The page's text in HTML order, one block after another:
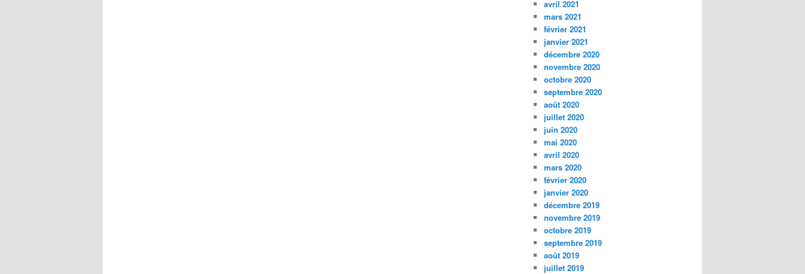
avril 2021
mars 2021
février 2021
janvier 2021
décembre 2020
novembre 2020
octobre 2020
septembre 2020
août 2020
juillet 2020
juin 2020
mai 2020
avril 2020
mars 2020
février 2020
janvier 2020
décembre 2019
novembre 2019
octobre 2019
septembre 2019
août 2019
juillet 2019